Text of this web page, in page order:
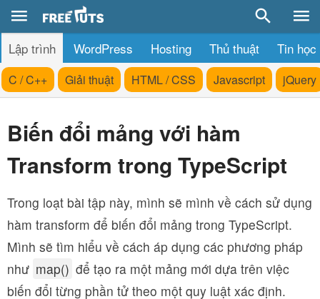
Lập trình WordPress Hosting Thủ thuật Tin học
C / C++ Giải thuật HTML / CSS Javascript jQuery
Biến đổi mảng với hàm
Transform trong TypeScript
Trong loạt bài tập này, mình sẽ mình về cách sử dụng
hàm transform để biến đổi mảng trong TypeScript.
Mình sẽ tìm hiểu về cách áp dụng các phương pháp
như map() để tạo ra một mảng mới dựa trên việc
biến đổi từng phần tử theo một quy luật xác định.